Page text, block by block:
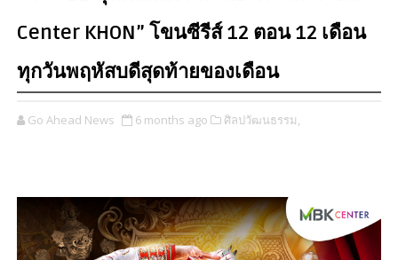
Center KHON” โขนซีรีส์ 12 ตอน 12 เดือน
ทุกวันพฤหัสบดีสุดท้ายของเดือน
Go Ahead News 6 months ago ศิลปวัฒนธรรม,